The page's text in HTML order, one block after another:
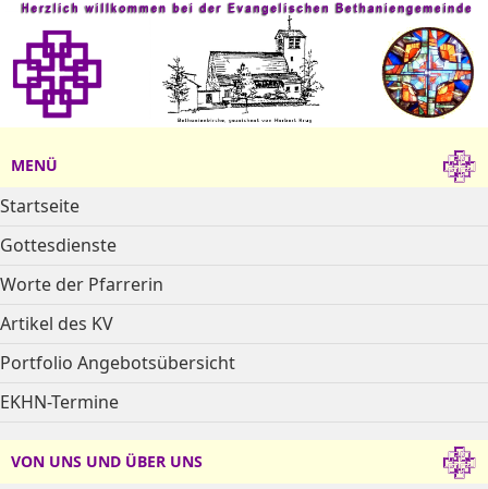
MENÜ
Startseite
Gottesdienste
Worte der Pfarrerin
Artikel des KV
Portfolio Angebotsübersicht
EKHN-Termine
VON UNS UND ÜBER UNS